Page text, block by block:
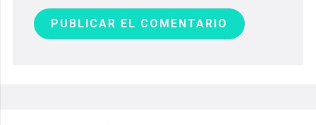
PUBLICAR EL COMENTARIO